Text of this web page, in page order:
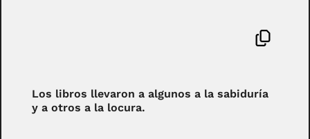
Los libros llevaron a algunos a la sabiduría
y a otros a la locura.